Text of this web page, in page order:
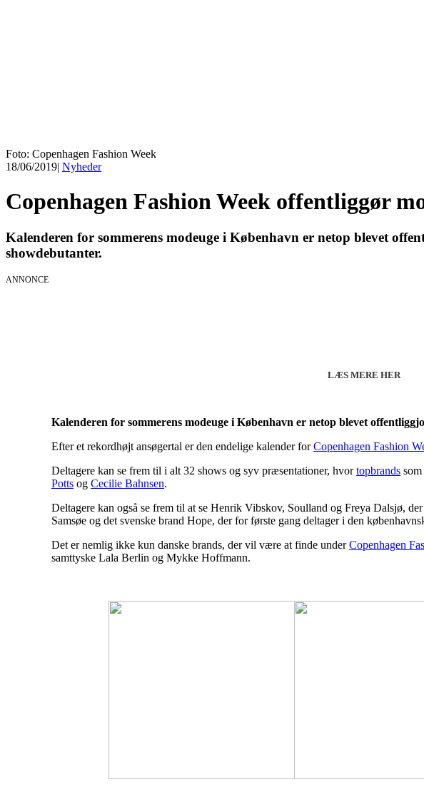
Foto: Copenhagen Fashion Week
18/06/2019| Nyheder
Copenhagen Fashion Week offentliggør
Kalenderen for sommerens modeuge i København er netop blevet
showdebutanter.
ANNONCE
LÆS MERE HER
Kalenderen for sommerens modeuge i København er netop blevet
Efter et rekordhøjt ansøgertal er den endelige kalender forCopenhagen Fashion
Deltagere kan se frem til i alt 32 shows og syv præsentationer, hvortopbrands som
Potts og Cecilie Bahnsen.
Deltagere kan også se frem til at se Henrik Vibskov, Soulland og Freya Dalsjø,
Samsøe og det svenske brand Hope, der for første gang deltager i den
Det er nemlig ikke kun danske brands, der vil være at finde underCopenhagen
samttyske Lala Berlin og Mykke Hoffmann.